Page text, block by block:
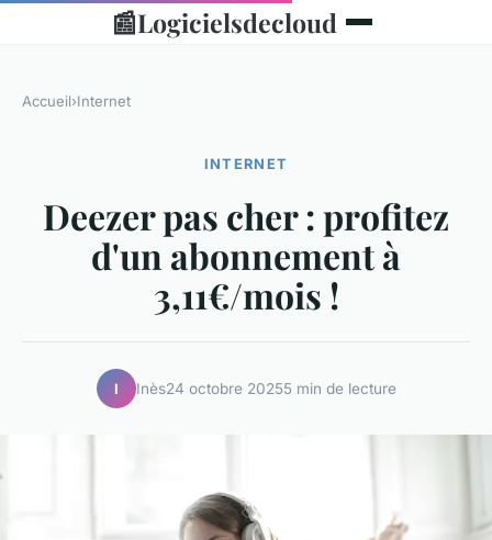
📰Logicielsdecloud
Accueil›Internet
INTERNET
Deezer pas cher : profitez
d'un abonnement à
3,11€/mois !
I Inès24 octobre 20255 min de lecture